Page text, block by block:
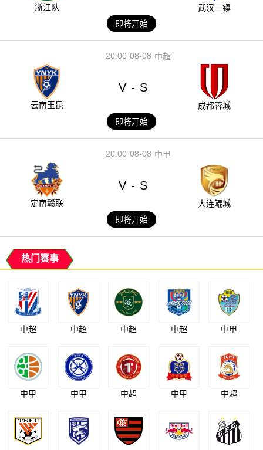
浙江队
武汉三镇
即将开始
08-08
20:00 中超
云南玉昆
V - S
成都蓉城
即将开始
08-08
20:00 中甲
定南赣联
V - S
大连鲲城
即将开始
热门赛事
中超 中超 中超 中超 中甲
中甲 中甲 中超 中甲 中超